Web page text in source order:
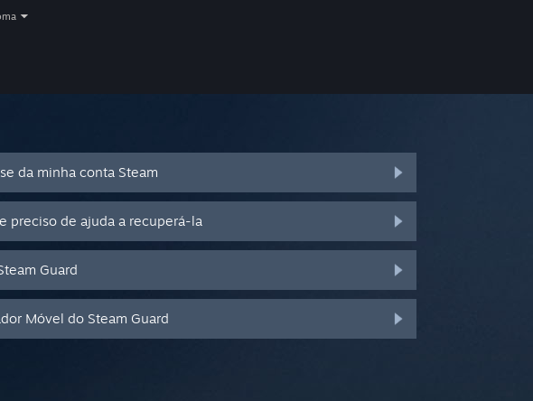
da minha conta Steam
preciso de ajuda a recuperá-la
Guard
Móvel do Steam Guard